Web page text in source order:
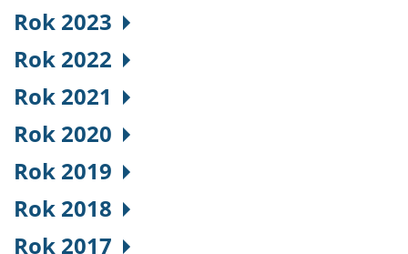
Rok 2023
Rok 2022
Rok 2021
Rok 2020
Rok 2019
Rok 2018
Rok 2017